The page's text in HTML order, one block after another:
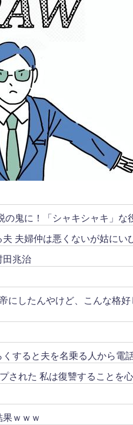
鬼に！「シャキシャキ」な
夫婦仲は悪くないが姑にい
田兆治
にしたんやけど、こんな格
すると夫を名乗る人から電
された 私は復讐することを
ｗｗｗ